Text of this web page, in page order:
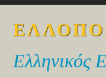
Ελληνικός